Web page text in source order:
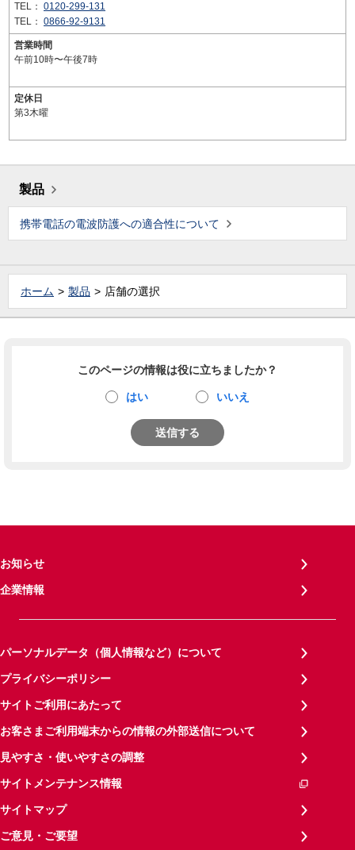
TEL： 0120-299-131
TEL： 0866-92-9131
営業時間
午前10時〜午後7時
定休日
第3木曜
製品
携帯電話の電波防護への適合性について
ホーム 製品 店舗の選択
このページの情報は役に立ちましたか？
はい いいえ
送信する
お知らせ
企業情報
パーソナルデータ（個人情報など）について
プライバシーポリシー
サイトご利用にあたって
お客さまご利用端末からの情報の外部送信について
見やすさ・使いやすさの調整
サイトメンテナンス情報
サイトマップ
ご意見・ご要望